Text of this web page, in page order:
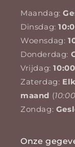
Maandag:
Dinsdag:
Woensdag:
Donderdag:
Vrijdag:
Zaterdag:
maand (
Zondag:
Onze